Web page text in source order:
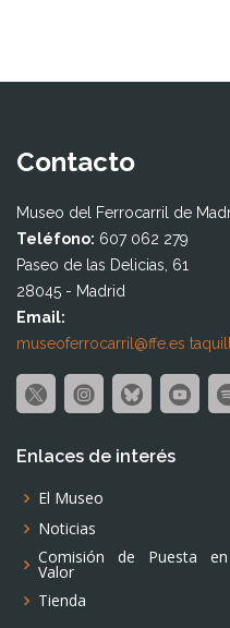
Contacto
Museo del Ferrocarril de
Teléfono: 607 062 279
Paseo de las Delicias, 61
28045 - Madrid
Email:
museoferrocarril@ffe.es
Enlaces de interés
El Museo
Noticias
Comisión de Puesta en
Valor
Tienda